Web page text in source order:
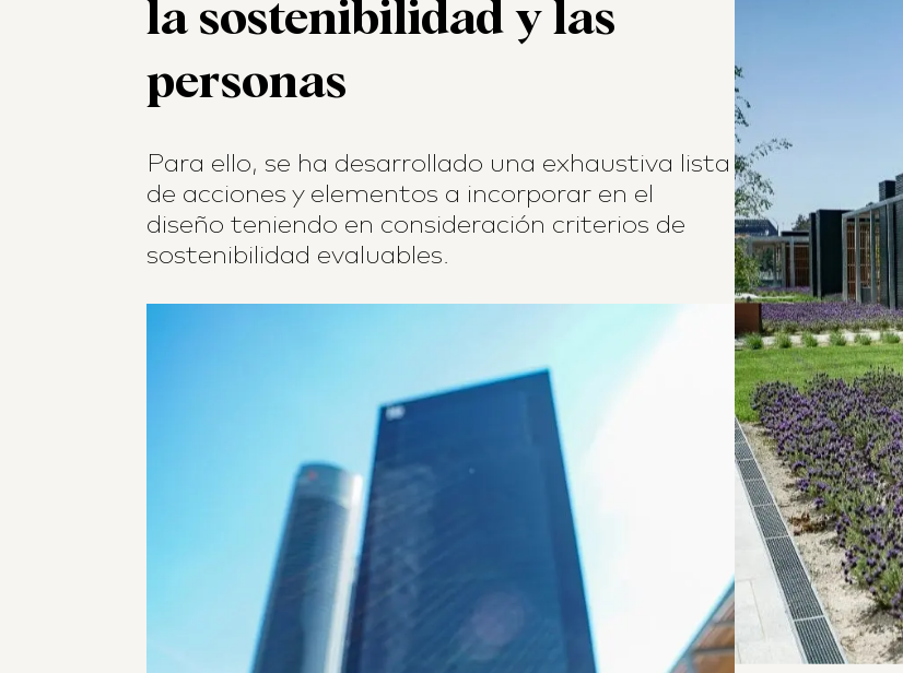
la sostenibilidad y las
personas
Para ello, se ha desarrollado una exhaustiva lista
de acciones y elementos a incorporar en el
diseño teniendo en consideración criterios de
sostenibilidad evaluables.